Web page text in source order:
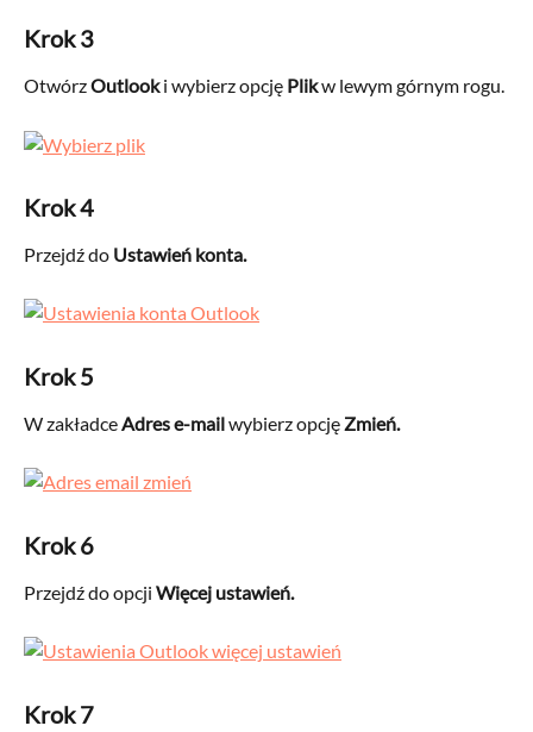
Krok 3
Otwórz Outlook i wybierz opcję Plik w lewym górnym rogu.
Krok 4
Przejdź do Ustawień konta.
Krok 5
W zakładce Adres e-mail wybierz opcję Zmień.
Krok 6
Przejdź do opcji Więcej ustawień.
Krok 7